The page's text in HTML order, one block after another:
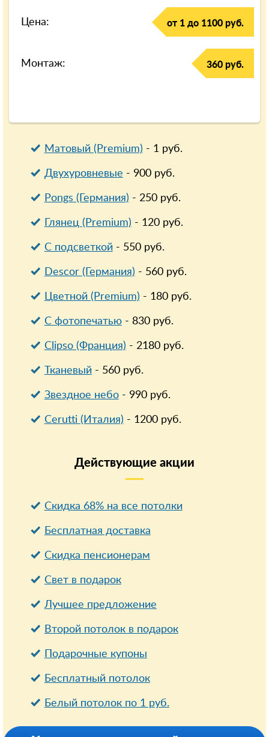
Цена: от 1 до 1100 руб.
Монтаж: 360 руб.
Матовый (Premium) - 1руб.
Двухуровневые - 900руб.
Pongs (Германия) - 250руб.
Глянец (Premium) - 120руб.
С подсветкой- 550руб.
Descor (Германия) - 560руб.
Цветной (Premium) - 180руб.
С фотопечатью- 830руб.
Clipso (Франция) - 2180руб.
Тканевый- 560руб.
Звездное небо- 990руб.
Cerutti (Италия) - 1200руб.
Действующие акции
Скидка 68% на все потолки
Бесплатная доставка
Cкидка пенсионерам
Свет в подарок
Лучшее предложение
Второй потолок в подарок
Подарочные купоны
Бесплатный потолок
Белый потолок по 1 руб.